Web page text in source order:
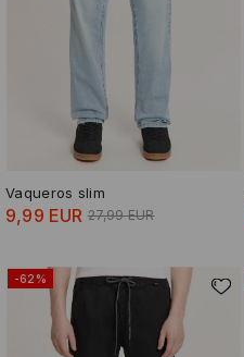
Vaqueros slim
9,99 EUR 27,99 EUR
-62%